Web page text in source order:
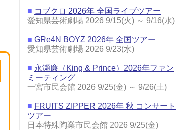
■ コブクロ 2026年 全国ライブツアー
愛知県芸術劇場 2026 9/15(火) ～ 9/16(水)
■ GRe4N BOYZ 2026年 全国ツアー
愛知県芸術劇場 2026 9/23(水)
■ 永瀬廉（King & Prince）2026年ファン
ミーティング
一宮市民会館 2026 9/25(金) ～ 9/26(土)
■ FRUITS ZIPPER 2026年 秋 コンサート
ツアー
日本特殊陶業市民会館 2026 9/25(金)